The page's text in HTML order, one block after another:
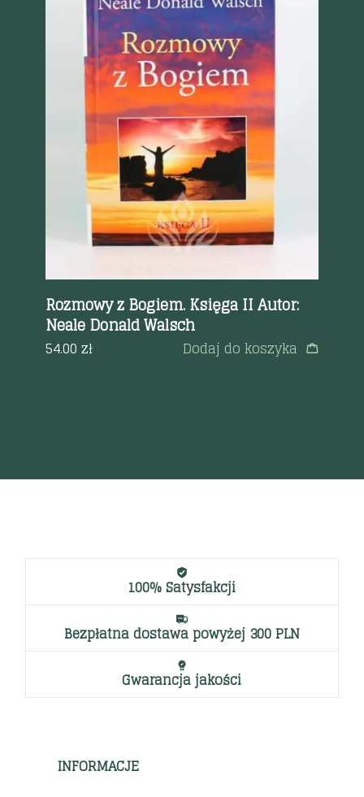
Szybki podgląd
Rozmowy z Bogiem. Księga II Autor:
Neale Donald Walsch
54.00zł Dodaj do koszyka
100% Satysfakcji
Bezpłatna dostawa powyżej 300 PLN
Gwarancja jakości
INFORMACJE